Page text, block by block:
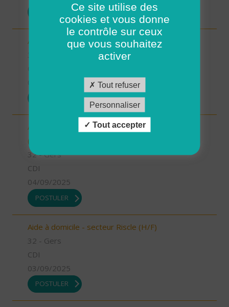
Aide à domicile - secteur Beaumarchès (H/F)
Auxiliaire de vie sociale - secteur L'Isle Jourdain
(H/F)
32 - Gers
CDI
04/09/2025
POSTULER
Aide à domicile - secteur Riscle (H/F)
32 - Gers
CDI
03/09/2025
POSTULER
Ce site utilise des
cookies et vous donne
le contrôle sur ceux
que vous souhaitez
activer
Tout refuser
Personnaliser
Tout accepter